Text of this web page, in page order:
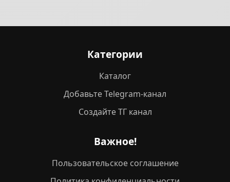
Категории
Каталог
Добавьте Telegram-канал
Создайте ТГ канал
Важное!
Пользовательское соглашение